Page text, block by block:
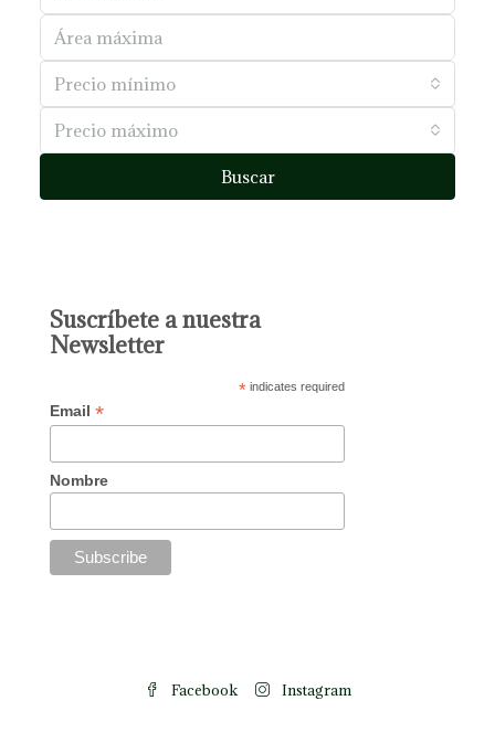
Precio mínimo
Precio máximo
Buscar
Suscríbete a nuestra
Newsletter
*indicates required
Email *
Nombre
Facebook Instagram